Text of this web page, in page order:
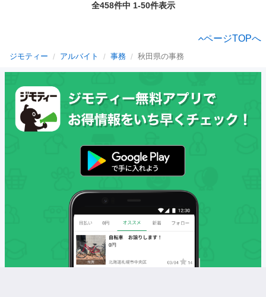
全458件中 1-50件表示
ページTOPへ
ジモティー アルバイト 事務 秋田県の事務